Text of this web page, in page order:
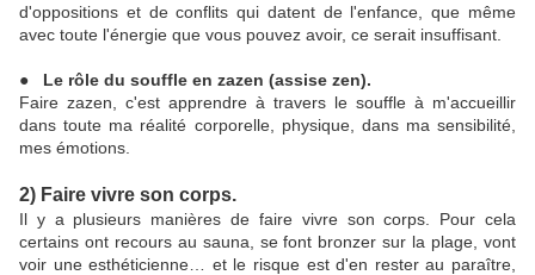
d'oppositions et de conflits qui datent de l'enfance, que même
avec toute l'énergie que vous pouvez avoir, ce serait insuffisant.
● Le rôle du souffle en zazen (assise zen).
Faire zazen, c'est apprendre à travers le souffle à m'accueillir
dans toute ma réalité corporelle, physique, dans ma sensibilité,
mes émotions.
2) Faire vivre son corps.
Il y a plusieurs manières de faire vivre son corps. Pour cela
certains ont recours au sauna, se font bronzer sur la plage, vont
voir une esthéticienne… et le risque est d'en rester au paraître,